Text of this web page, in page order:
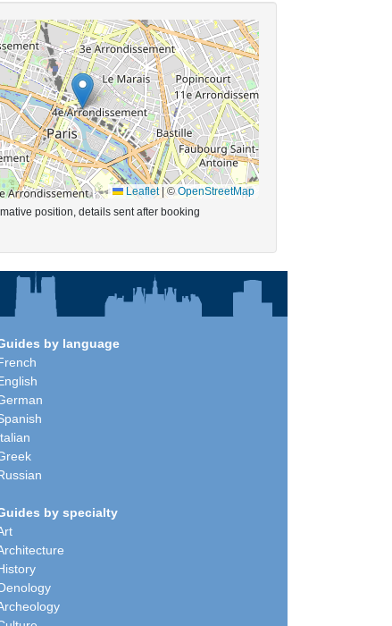
Leaflet ©OpenStreetMap
position, details sent after booking
by language
by specialty